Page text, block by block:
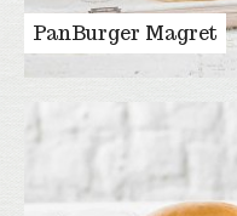
PanBurger Magret